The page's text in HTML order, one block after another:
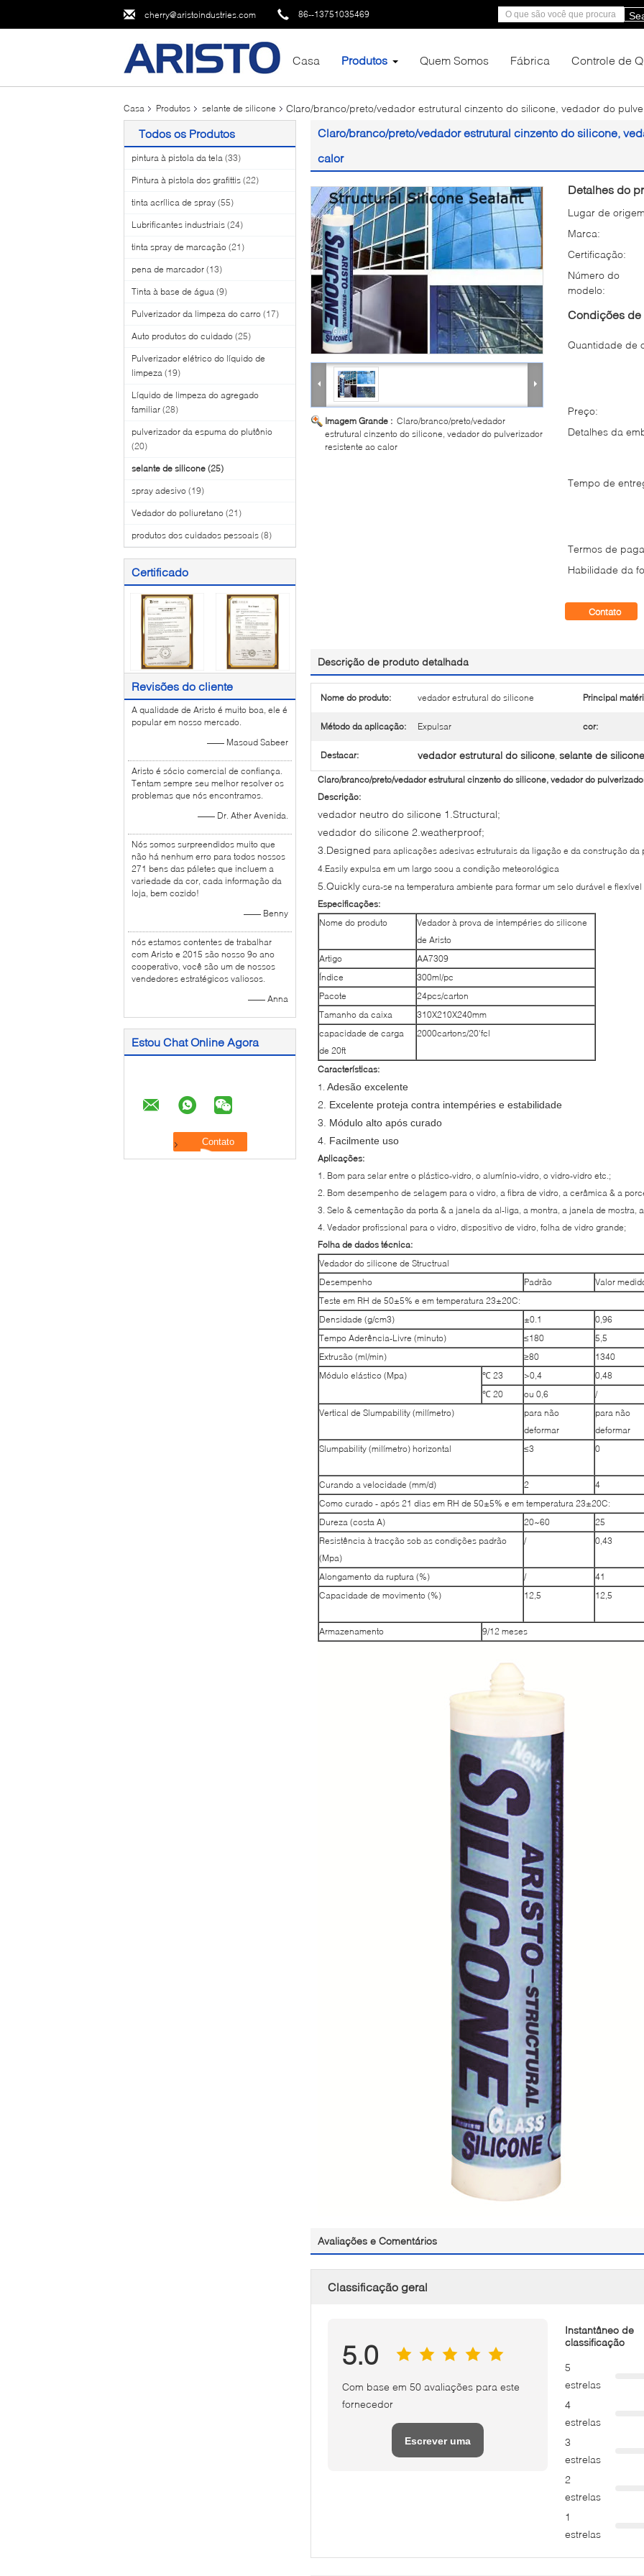
cherry@aristoindustries.com 86--13751035469
Casa Produtos Quem Somos Fábrica Controle de
Casa Produtos selante de silicone Claro/branco/preto/vedador estrutural cinzento do silicone, vedador do
Todos os Produtos
pintura à pistola da tela (33)
Pintura à pistola dos grafittis (22)
tinta acrílica de spray (55)
Lubrificantes industriais (24)
tinta spray de marcação (21)
pena de marcador (13)
Tinta à base de água (9)
Pulverizador da limpeza do carro (17)
Auto produtos do cuidado (25)
Pulverizador elétrico do líquido de
limpeza (19)
Líquido de limpeza do agregado
familiar (28)
pulverizador da espuma do plutônio
(20)
selante de silicone (25)
spray adesivo (19)
Vedador do poliuretano (21)
produtos dos cuidados pessoais (8)
Certificado
Revisões do cliente
A qualidade de Aristo é muito boa, ele é
popular em nosso mercado.
—— Masoud Sabeer
Aristo é sócio comercial de confiança.
Tentam sempre seu melhor resolver os
problemas que nós encontramos.
—— Dr. Ather Avenida.
Nós somos surpreendidos muito que
não há nenhum erro para todos nossos
271 bens das páletes que incluem a
variedade da cor, cada informação da
loja, bem cozido!
—— Benny
nós estamos contentes de trabalhar
com Aristo e 2015 são nosso 9o ano
cooperativo, você são um de nossos
vendedores estratégicos valiosos.
—— Anna
Estou Chat Online Agora
Claro/branco/preto/vedador estrutural cinzento do silicone,
calor
Imagem Grande : Claro/branco/preto/vedador
estrutural cinzento do silicone, vedador do pulverizador
resistente ao calor
Detalhes do
Lugar de
Marca:
Certificação:
Número do
modelo:
Condições de
Quantidade de
Preço:
Detalhes da
Tempo de
Termos de
Habilidade da
Contato
Descrição de produto detalhada
Nome do produto: vedador estrutural do silicone Principal
Método da aplicação: Expulsar cor:
Destacar: vedador estrutural do silicone, selante de
Claro/branco/preto/vedador estrutural cinzento do silicone, vedador do
Descrição:
vedador neutro do silicone 1.Structural;
vedador do silicone 2.weatherproof;
3.Designed para aplicações adesivas estruturais da ligação e da construção da
4.Easily expulsa em um largo soou a condição meteorológica
5.Quickly cura-se na temperatura ambiente para formar um selo durável e
Especificações:
Nome do produto
Vedador à prova de intempéries do silicone
de Aristo
Artigo
AA7309
Índice
300ml/pc
Pacote
24pcs/carton
Tamanho da caixa
310X210X240mm
capacidade de carga
de 20ft
2000cartons/20'fcl
Características:
1. Adesão excelente
2. Excelente proteja contra intempéries e estabilidade
3. Módulo alto após curado
4. Facilmente uso
Aplicações:
1. Bom para selar entre o plástico-vidro, o alumínio-vidro, o vidro-vidro etc.;
2. Bom desempenho de selagem para o vidro, a fibra de vidro, a cerâmica & a
3. Selo & cementação da porta & a janela da al-liga, a montra, a janela de
4. Vedador profissional para o vidro, dispositivo de vidro, folha de vidro grande;
Folha de dados técnica:
Vedador do silicone de Structrual
Desempenho
Padrão
Valor
Teste em RH de 50±5% e em temperatura 23±20C:
Densidade (g/cm3)
±0.1
0,96
Tempo Aderência-Livre (minuto)
≤180
5,5
Extrusão (ml/min)
≥80
1340
Módulo elástico (Mpa)
℃ 23 >0,4
0,48
℃ 20 ou 0,6
/
Vertical de Slumpability (milímetro)
para não
deformar
para não
deformar
Slumpability (milímetro) horizontal
≤3 0
Curando a velocidade (mm/d) 2
4
Como curado - após 21 dias em RH de 50±5% e em temperatura 23±20C:
Dureza (costa A)
20~60
25
Resistência à tracção sob as condições padrão
(Mpa)
/ 0,43
Alongamento da ruptura (%) /
41
Capacidade de movimento (%)
12,5 12,5
Armazenamento 9/12 meses
Avaliações e Comentários
Classificação geral
5.0
Com base em 50 avaliações para este
fornecedor
Escrever uma
Instantâneo de
classificação
5
estrelas
4
estrelas
3
estrelas
2
estrelas
1
estrelas